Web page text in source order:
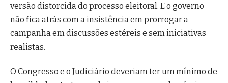
versão distorcida do processo eleitoral. E o governo
não fica atrás com a insistência em prorrogar a
campanha em discussões estéreis e sem iniciativas
realistas.
O Congresso e o Judiciário deveriam ter um mínimo de